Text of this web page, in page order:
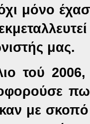
μόνο
μας.
τού
με σκοπό